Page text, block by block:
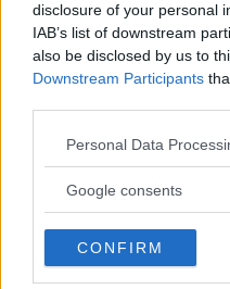
disclosure of your personal
IAB’s list of downstream
also be disclosed by us to
Downstream Participants
Please note that this
not limited to your visit or
use your data for below
consent section.
Personal Data
Google consents
CONFIRM
kensingtonblues.com
FOTO1DI 41
Condividi su